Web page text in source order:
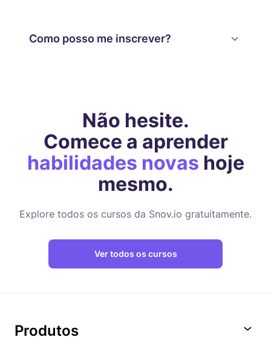
Como posso me inscrever?
Não hesite.
Comece a aprender
habilidades novas hoje
mesmo.
Explore todos os cursos da Snov.io gratuitamente.
Ver todos os cursos
Produtos